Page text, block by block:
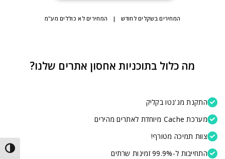
המחירים בשקלים לחודש | המחירים לא כוללים מע"מ
מה כלול בתוכניות אחסון אתרים שלנו?
התקנת מג'נטו בקליק
מערכת Cache מיוחדת לאתרים מהירים
צוות תמיכה מטורף!
התחייבות ל-99.9% זמינות שרתים